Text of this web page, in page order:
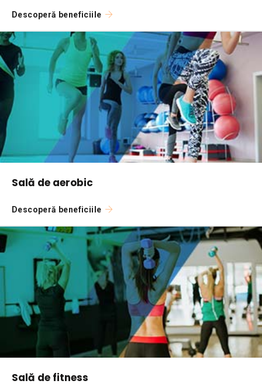
Descoperă beneficiile
Sală de aerobic
Descoperă beneficiile
Sală de fitness